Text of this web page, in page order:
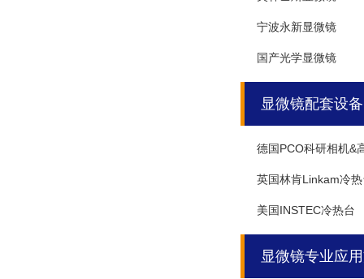
宁波永新显微镜
国产光学显微镜
显微镜配套设备
德国PCO科研相机&
英国林肯Linkam冷
美国INSTEC冷热台
显微镜专业应